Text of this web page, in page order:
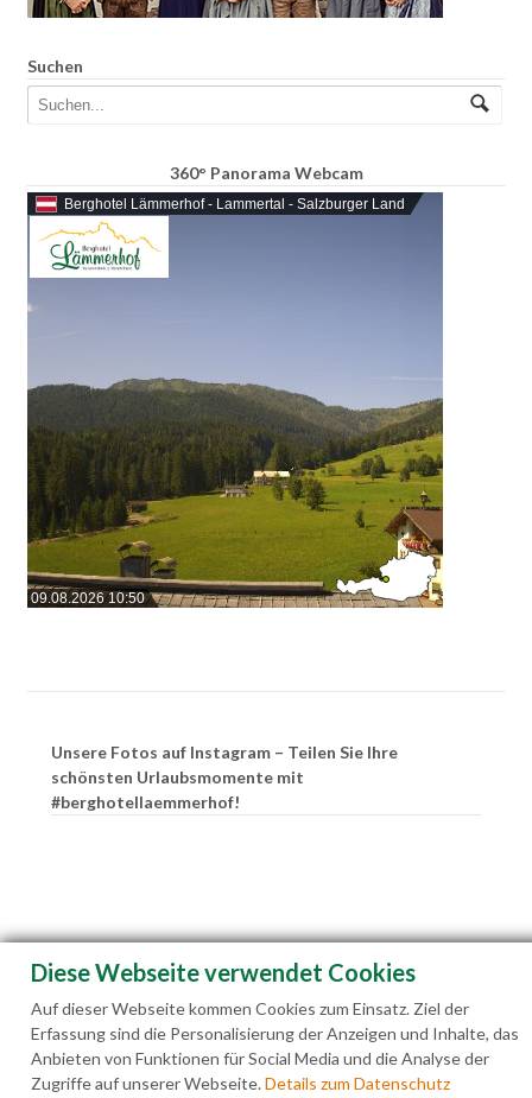
Suchen
360° Panorama Webcam
Berghotel Lämmerhof - Lammertal - Salzburger Land
09.08.2026 10:50
Unsere Fotos auf Instagram – Teilen Sie Ihre
schönsten Urlaubsmomente mit
#berghotellaemmerhof!
Diese Webseite verwendet Cookies
Auf dieser Webseite kommen Cookies zum Einsatz. Ziel der
Erfassung sind die Personalisierung der Anzeigen und Inhalte, das
Anbieten von Funktionen für Social Media und die Analyse der
Zugriffe auf unserer Webseite.Details zum Datenschutz